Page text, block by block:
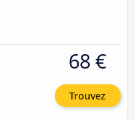
68 €
Trouvez